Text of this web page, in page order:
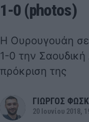
1-0 (photos)
Η Ουρουγουάη
1-0 την Σαουδική
πρόκριση της
ΓΙΩΡΓΟΣ
20 Ιουνίου 2018,